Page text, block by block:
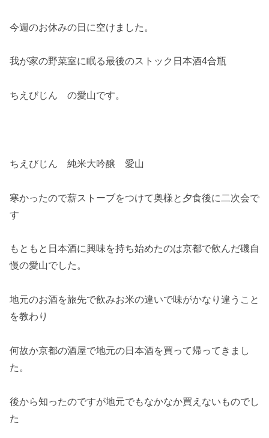
今週のお休みの日に空けました。
我が家の野菜室に眠る最後のストック日本酒4合瓶
ちえびじん の愛山です。
ちえびじん 純米大吟醸 愛山
寒かったので薪ストーブをつけて奥様と夕食後に二次会で
す
もともと日本酒に興味を持ち始めたのは京都で飲んだ磯自
慢の愛山でした。
地元のお酒を旅先で飲みお米の違いで味がかなり違うこと
を教わり
何故か京都の酒屋で地元の日本酒を買って帰ってきまし
た。
後から知ったのですが地元でもなかなか買えないものでし
た